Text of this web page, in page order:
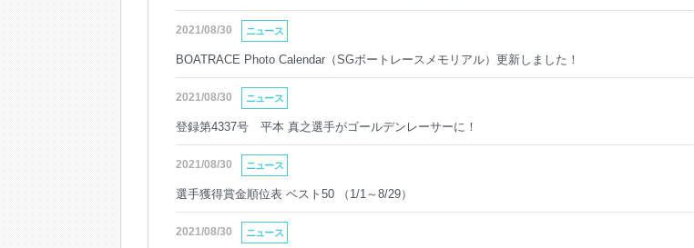
2021/08/30 ニュース
BOATRACE Photo Calendar（SGボートレースメモリアル）更新しました！
2021/08/30 ニュース
登録第4337号 平本 真之選手がゴールデンレーサーに！
2021/08/30 ニュース
選手獲得賞金順位表 ベスト50 （1/1～8/29）
2021/08/30 ニュース